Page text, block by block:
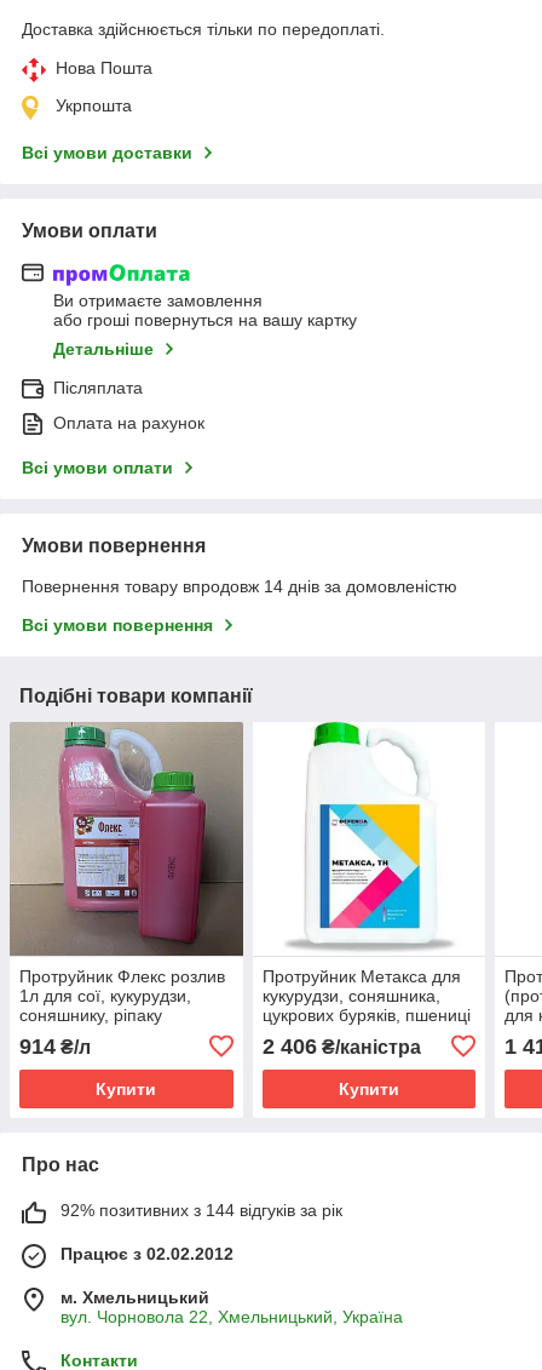
Доставка здійснюється тільки по передоплаті.
Нова Пошта
Укрпошта
Всі умови доставки
Умови оплати
Ви отримаєте замовлення
або гроші повернуться на вашу картку
Детальніше
Післяплата
Оплата на рахунок
Всі умови оплати
Умови повернення
Повернення товару впродовж 14 днів за домовленістю
Всі умови повернення
Подібні товари компанії
Протруйник Флекс розлив
1л для сої, кукурудзи,
соняшнику, ріпаку
металаксил – М)
914 ₴/л
Купити
Протруйник Метакса для
кукурудзи, соняшника,
цукрових буряків, пшениці
озимої, сої (тіаметоксам,
350 г/л)
2 406₴/каністра
Купити
для
л+
1
Про нас
92% позитивних з 144 відгуків за рік
Працює з 02.02.2012
м. Хмельницький
вул. Чорновола 22, Хмельницький, Україна
Контакти